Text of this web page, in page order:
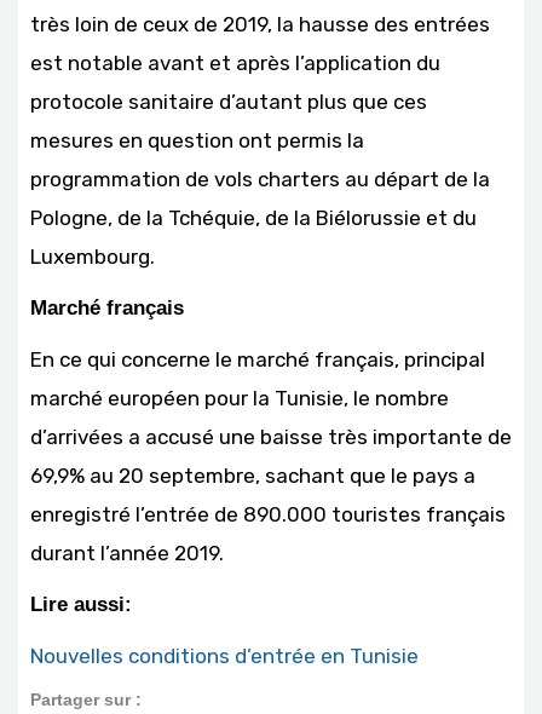
très loin de ceux de 2019, la hausse des entrées
est notable avant et après l’application du
protocole sanitaire d’autant plus que ces
mesures en question ont permis la
programmation de vols charters au départ de la
Pologne, de la Tchéquie, de la Biélorussie et du
Luxembourg.
Marché français
En ce qui concerne le marché français, principal
marché européen pour la Tunisie, le nombre
d’arrivées a accusé une baisse très importante de
69,9% au 20 septembre, sachant que le pays a
enregistré l’entrée de 890.000 touristes français
durant l’année 2019.
Lire aussi:
Nouvelles conditions d’entrée en Tunisie
Partager sur :